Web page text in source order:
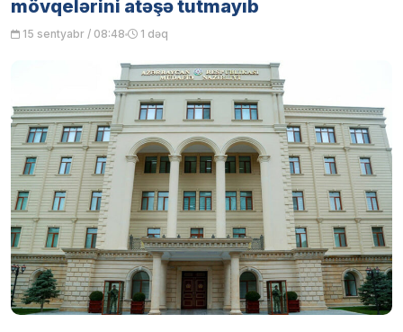
mövqelərini atəşə tutmayıb
15 sentyabr / 08:48 1 dəq